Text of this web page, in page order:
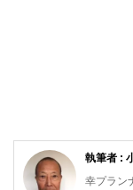
執筆者 :
幸プラ